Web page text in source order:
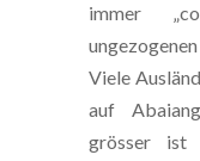
immer
Viele
auf
grösser ist